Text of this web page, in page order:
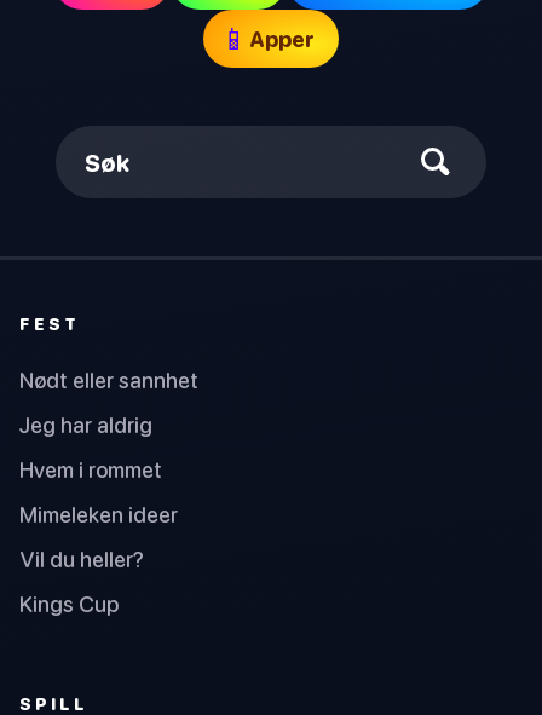
📱 Apper
Søk
FEST
Nødt eller sannhet
Jeg har aldrig
Hvem i rommet
Mimeleken ideer
Vil du heller?
Kings Cup
SPILL